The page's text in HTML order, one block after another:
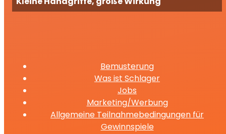
Bemusterung
Was ist Schlager
Jobs
Marketing/Werbung
Allgemeine Teilnahmebedingungen für
Gewinnspiele